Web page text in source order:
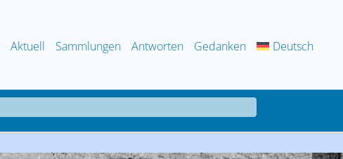
Aktuell Sammlungen Antworten Gedanken Deutsch